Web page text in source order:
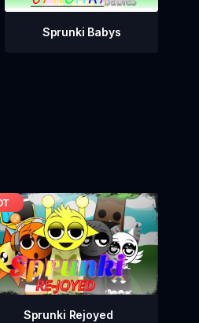
Sprunki Babys
Sprunki Rejoyed